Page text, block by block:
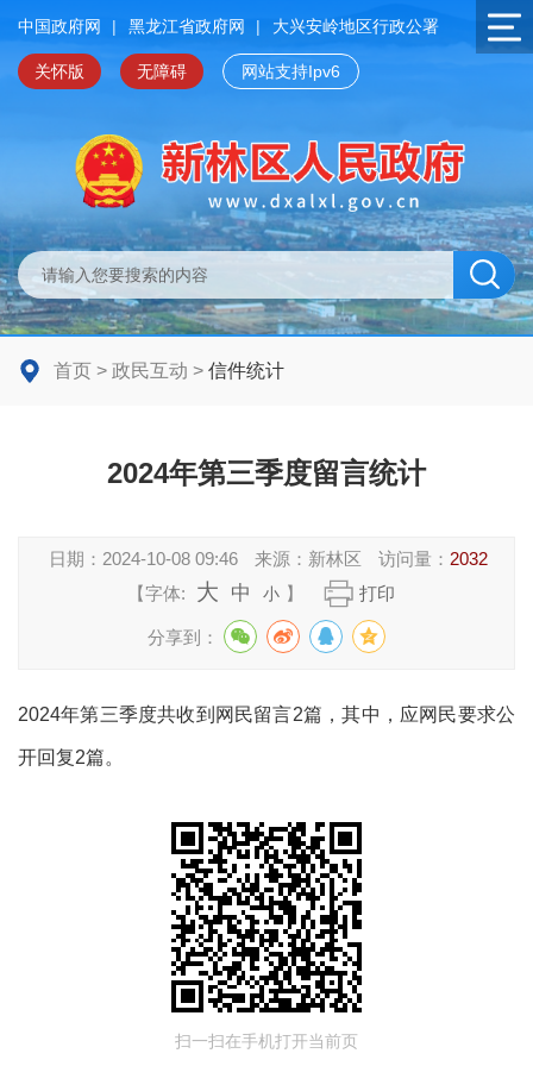
中国政府网 | 黑龙江省政府网 | 大兴安岭地区行政公署
关怀版 无障碍 网站支持Ipv6
首页 > 政民互动 > 信件统计
2024年第三季度留言统计
日期： 2024-10-08 09:46 来源： 新林区 访问量： 2032
【字体:
大 中 小 】 打印
分享到：
2024年第三季度共收到网民留言2篇，其中，应网民要求公
开回复2篇。
扫一扫在手机打开当前页